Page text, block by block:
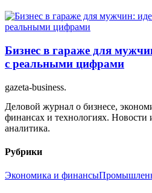
Бизнес в гараже для
с реальными цифрами
gazeta-business.
Деловой журнал о бизнесе,
финансах и технологиях. Новости
аналитика.
Рубрики
Экономика и финансы